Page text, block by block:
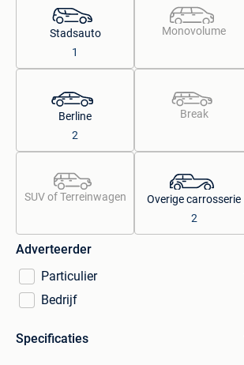
Stadsauto
1
Monovolume
Berline
2
Break
SUV of Terreinwagen
Overige carrosserie
2
Adverteerder
Particulier
Bedrijf
Specificaties